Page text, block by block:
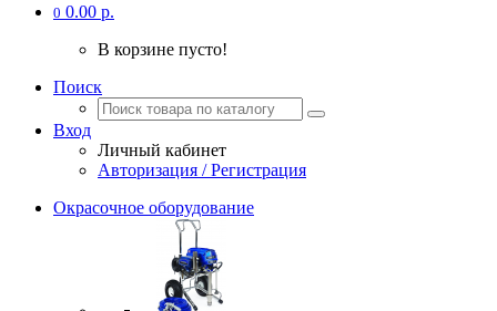
0 0.00 р.
В корзине пусто!
Поиск
Вход
Личный кабинет
Авторизация / Регистрация
Окрасочное оборудование